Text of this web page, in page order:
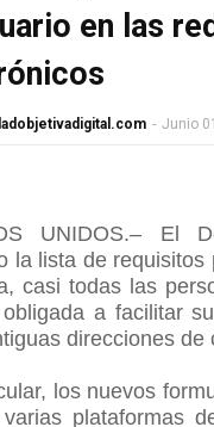
en las
- Junio
UNIDOS.– El
la lista de
casi todas las
a facilitar
direcciones
los nuevos
varias plataformas